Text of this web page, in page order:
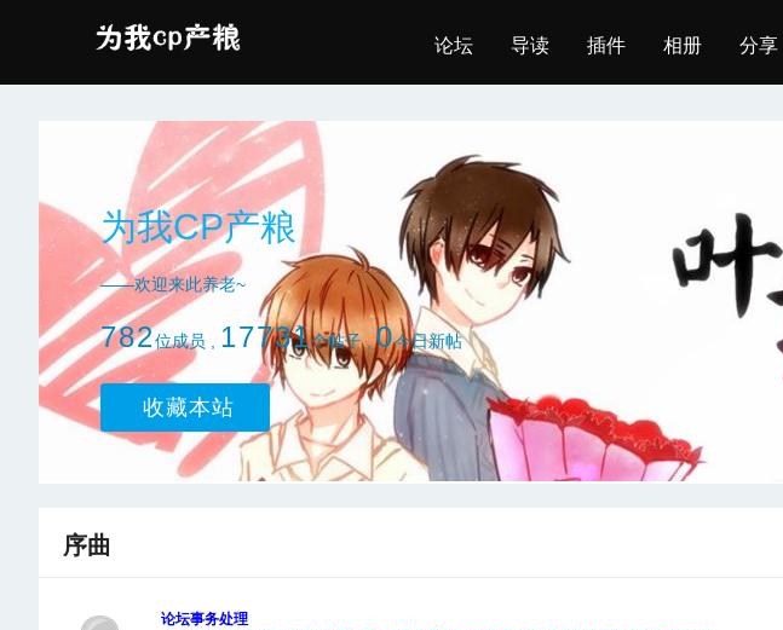
论坛 导读 插件 相册 分享
为我CP产粮
——欢迎来此养老~
782位成员 , 17731个帖子 ,0今日新帖
收藏本站
序曲
论坛事务处理